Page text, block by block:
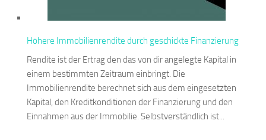
Höhere Immobilienrendite durch geschickte Finanzierung
Rendite ist der Ertrag den das von dir angelegte Kapital in
einem bestimmten Zeitraum einbringt. Die
Immobilienrendite berechnet sich aus dem eingesetzten
Kapital, den Kreditkonditionen der Finanzierung und den
Einnahmen aus der Immobilie. Selbstverständlich ist...